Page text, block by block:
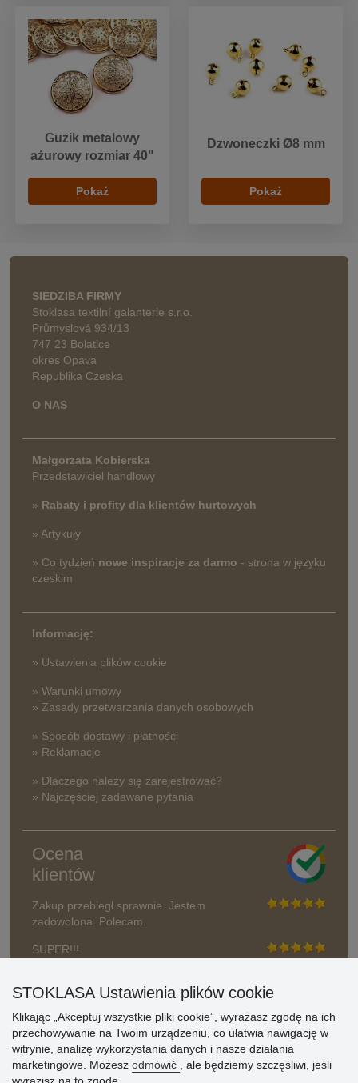
Guzik metalowy
ażurowy rozmiar 40"
Pokaż
Dzwoneczki Ø8 mm
Pokaż
SIEDZIBA FIRMY
Stoklasa textilní galanterie s.r.o.
Průmyslová 934/13
747 23 Bolatice
okres Opava
Republika Czeska
O NAS
Małgorzata Kobierska
Przedstawiciel handlowy
» Rabaty i profity dla klientów hurtowych
» Artykuły
» Co tydzień nowe inspiracje za darmo - strona w języku
czeskim
Informację:
» Ustawienia plików cookie
» Warunki umowy
» Zasady przetwarzania danych osobowych
» Sposób dostawy i płatności
» Reklamacje
» Dlaczego należy się zarejestrować?
» Najczęściej zadawane pytania
Ocena
klientów
Zakup przebiegł sprawnie. Jestem
zadowolona. Polecam.
SUPER!!!
Aktualnie 1804 recenzji
* Nie weryfikujemy opinii
STOKLASA Ustawienia plików cookie
Klikając „Akceptuj wszystkie pliki cookie”, wyrażasz zgodę na ich
przechowywanie na Twoim urządzeniu, co ułatwia nawigację w
witrynie, analizę wykorzystania danych i nasze działania
marketingowe. Możesz odmówić
, ale będziemy szczęśliwi, jeśli